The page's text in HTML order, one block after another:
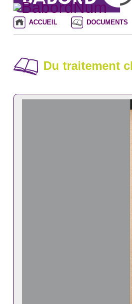
ACCUEIL DOCUMENTS
Du traitement